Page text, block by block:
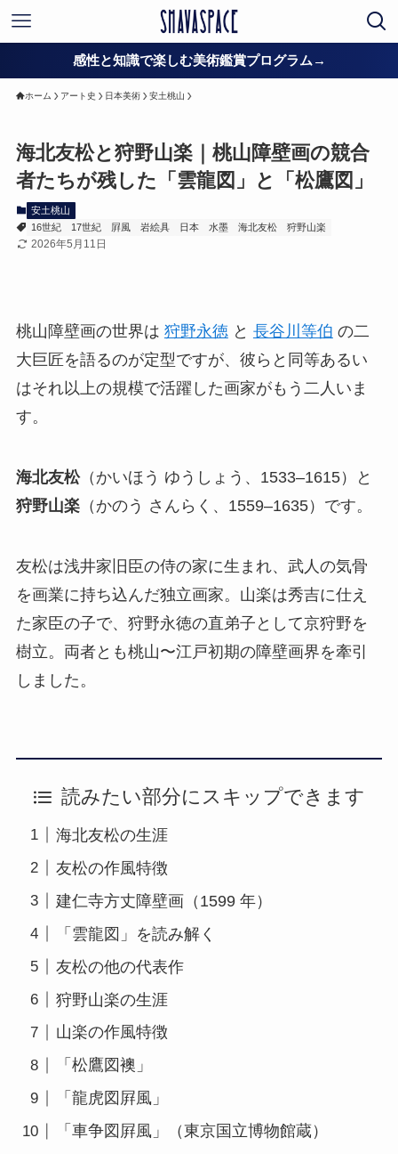
感性と知識で楽しむ美術鑑賞プログラム→
ホーム アート史 日本美術 安土桃山
海北友松と狩野山楽｜桃山障壁画の競合
者たちが残した「雲龍図」と「松鷹図」
安土桃山
16世紀
17世紀 屛風 岩絵具 日本 水墨 海北友松 狩野山楽
2026年5月11日
桃山障壁画の世界は 狩野永徳と 長谷川等伯 の二
大巨匠を語るのが定型ですが、彼らと同等あるい
はそれ以上の規模で活躍した画家がもう二人いま
す。
海北友松（かいほう ゆうしょう、1533–1615）と
狩野山楽（かのう さんらく、1559–1635）です。
友松は浅井家旧臣の侍の家に生まれ、武人の気骨
を画業に持ち込んだ独立画家。山楽は秀吉に仕え
た家臣の子で、狩野永徳の直弟子として京狩野を
樹立。両者とも桃山〜江戸初期の障壁画界を牽引
しました。
読みたい部分にスキップできます
海北友松の生涯
友松の作風特徴
建仁寺方丈障壁画（1599 年）
「雲龍図」を読み解く
友松の他の代表作
狩野山楽の生涯
山楽の作風特徴
「松鷹図襖」
「龍虎図屛風」
「車争図屛風」（東京国立博物館蔵）